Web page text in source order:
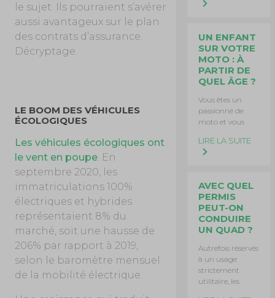
le sujet. Ils pourraient s’avérer
aussi avantageux sur le plan
des contrats d’assurance.
Décryptage.
LE BOOM DES VÉHICULES
ÉCOLOGIQUES
Les véhicules écologiques ont
le vent en poupe. En
septembre 2020, les
immatriculations 100%
électriques et hybrides
représentaient 8% du
marché, soit une hausse de
206% par rapport à 2019,
selon le baromètre mensuel
de la mobilité électrique.
UN ENFANT
SUR VOTRE
MOTO : À
PARTIR DE
QUEL ÂGE ?
Vous êtes un
passionné de
moto et vous
LIRE LA SUITE
AVEC QUEL
PERMIS
PEUT-ON
CONDUIRE
UN QUAD ?
Autrefois réservés
à un usage
strictement
utilitaire, les